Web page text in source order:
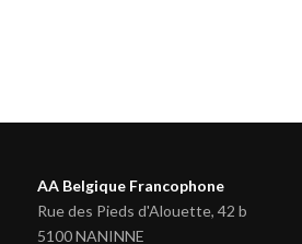
AA Belgique Francophone
Rue des Pieds d'Alouette, 42 b
5100 NANINNE